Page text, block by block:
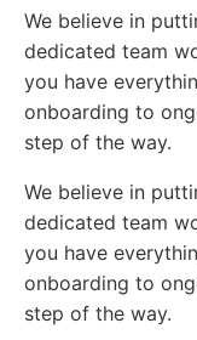
We believe in
dedicated team
you have
onboarding to
step of the way.
We believe in
dedicated team
you have
onboarding to
step of the way.